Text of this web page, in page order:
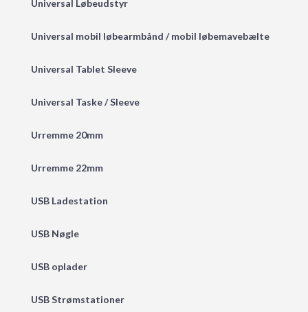
Universal Løbeudstyr
Universal mobil løbearmbånd / mobil løbemavebælte
Universal Tablet Sleeve
Universal Taske / Sleeve
Urremme 20mm
Urremme 22mm
USB Ladestation
USB Nøgle
USB oplader
USB Strømstationer